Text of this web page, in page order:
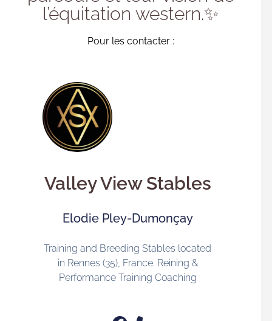
l’équitation western.✨
Pour les contacter :
Valley View Stables
Elodie Pley-Dumonçay
Training and Breeding Stables located
in Rennes (35), France. Reining &
Performance Training Coaching